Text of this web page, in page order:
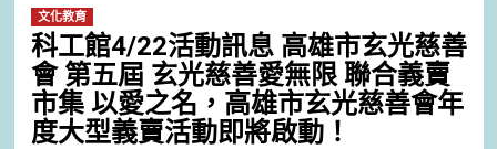
文化教育
科工館4/22活動訊息 高雄市玄光慈善
會 第五屆 玄光慈善愛無限 聯合義賣
市集 以愛之名，高雄市玄光慈善會年
度大型義賣活動即將啟動！